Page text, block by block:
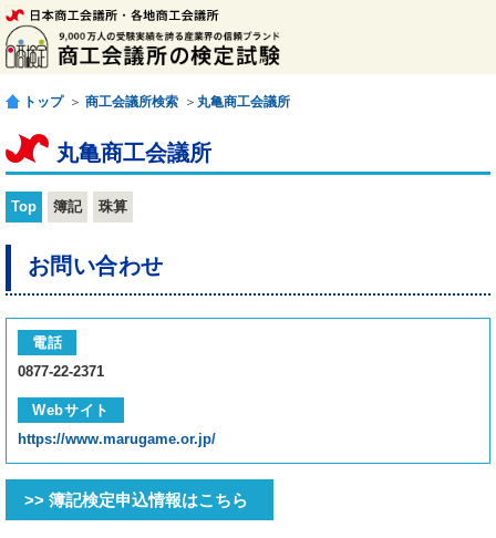
トップ ＞ 商工会議所検索 ＞ 丸亀商工会議所
丸亀商工会議所
Top 簿記 珠算
お問い合わせ
電話
0877-22-2371
Webサイト
https://www.marugame.or.jp/
>> 簿記検定申込情報はこちら